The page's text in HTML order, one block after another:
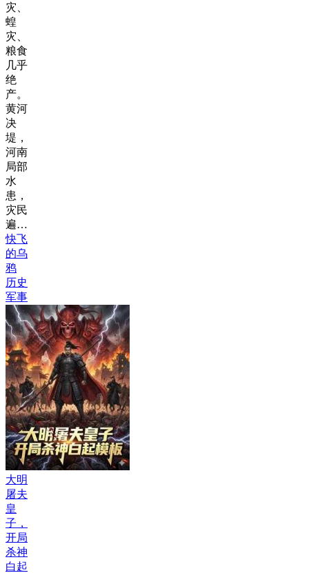
灾、
蝗
灾、
粮食
几乎
绝
产。
黄河
决
堤，
河南
局部
水
患，
灾民
遍…
快飞
的乌
鸦
历史
军事
大明
屠夫
皇
子，
开局
杀神
白起